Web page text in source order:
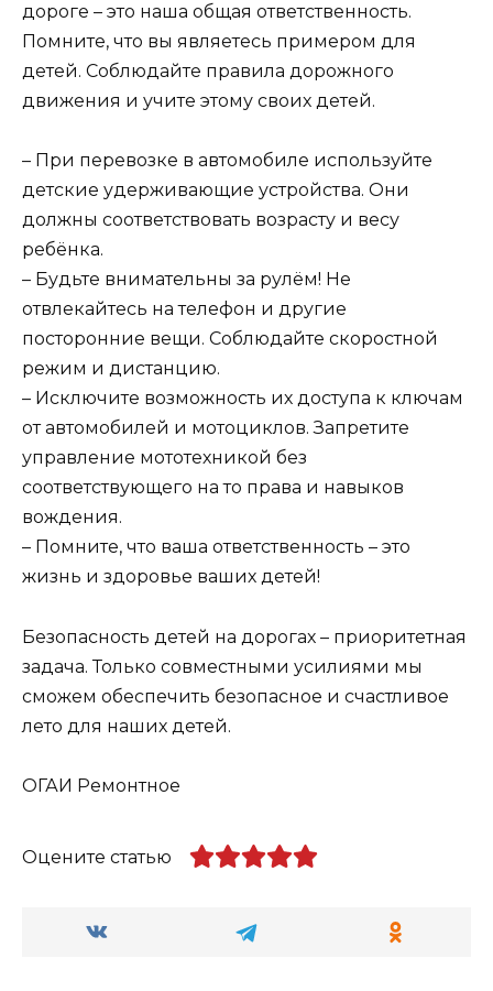
дороге – это наша общая ответственность.
Помните, что вы являетесь примером для
детей. Соблюдайте правила дорожного
движения и учите этому своих детей.
– При перевозке в автомобиле используйте
детские удерживающие устройства. Они
должны соответствовать возрасту и весу
ребёнка.
– Будьте внимательны за рулём! Не
отвлекайтесь на телефон и другие
посторонние вещи. Соблюдайте скоростной
режим и дистанцию.
– Исключите возможность их доступа к ключам
от автомобилей и мотоциклов. Запретите
управление мототехникой без
соответствующего на то права и навыков
вождения.
– Помните, что ваша ответственность – это
жизнь и здоровье ваших детей!
Безопасность детей на дорогах – приоритетная
задача. Только совместными усилиями мы
сможем обеспечить безопасное и счастливое
лето для наших детей.
ОГАИ Ремонтное
Оцените статью